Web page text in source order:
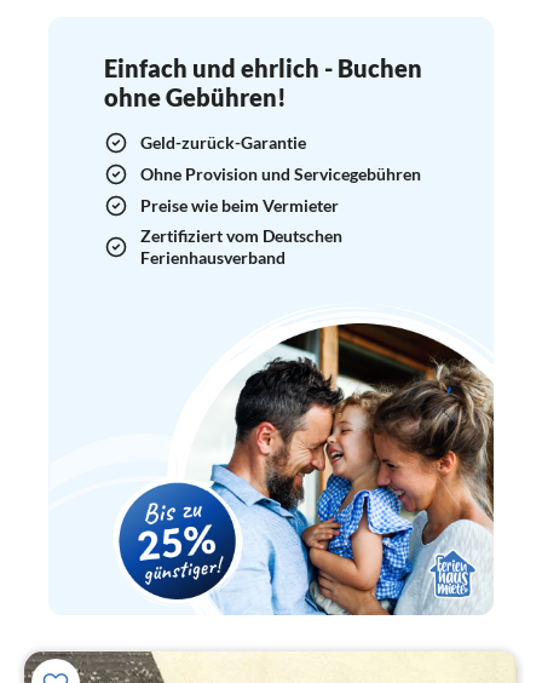
Einfach und ehrlich - Buchen
ohne Gebühren!
Geld-zurück-Garantie
Ohne Provision und Servicegebühren
Preise wie beim Vermieter
Zertifiziert vom Deutschen
Ferienhausverband